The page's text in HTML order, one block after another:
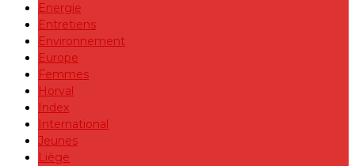
Energie
Entretiens
Environnement
Europe
Femmes
Horval
Index
International
Jeunes
Liège